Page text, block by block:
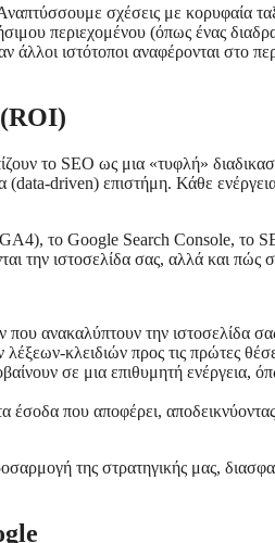
σχέσεις με κορυφαία
περιεχομένου (όπως ένας
άλλοι ιστότοποι αναφέρονται στο
το SEO ως μια «τυφλή»
driven) επιστήμη. Κάθε
το Google Search Console, το
την ιστοσελίδα σας, αλλά και πώς
ανακαλύπτουν την ιστοσελίδα
κλειδιών προς τις πρώτες
σε μια επιθυμητή ενέργεια,
που αποφέρει,
της στρατηγικής μας,